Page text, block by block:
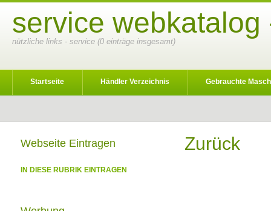
service webkatalog
nützliche links - service (0 einträge insgesamt)
Startseite Händler Verzeichnis Gebrauchte
Zurück
Webseite Eintragen
IN DIESE RUBRIK EINTRAGEN